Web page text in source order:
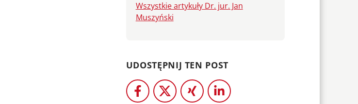
Wszystkie artykuły Dr. jur. Jan
Muszyński
UDOSTĘPNIJ TEN POST